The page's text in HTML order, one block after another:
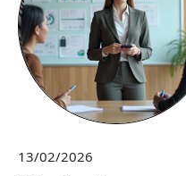
13/02/2026